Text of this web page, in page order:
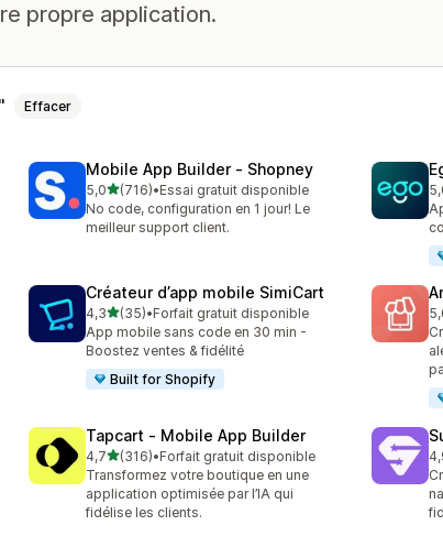
propre application.
Effacer
Mobile App Builder ‑ Shopney
5,0étoile(s) sur 5
(716)
716 avis au total
•Essai gratuit disponible
No code, configuration en 1 jour! Le
meilleur support client.
Créateur d’app mobile SimiCart
4,3étoile(s) sur 5
(35)
35 avis au total
•Forfait gratuit disponible
App mobile sans code en 30 min -
Boostez ventes & fidélité
Built for Shopify
Tapcart ‑ Mobile App Builder
4,7étoile(s) sur 5
(316)
316 avis au total
•Forfait gratuit disponible
Transformez votre boutique en une
application optimisée par l’IA qui
fidélise les clients.